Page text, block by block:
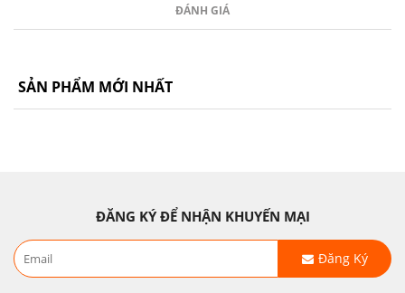
ĐÁNH GIÁ
SẢN PHẨM MỚI NHẤT
ĐĂNG KÝ ĐỂ NHẬN KHUYẾN MẠI
Đăng Ký